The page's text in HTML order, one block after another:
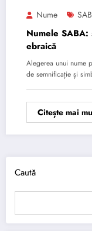
Nume
Numele
ebraică
Alegerea unui nume
de semnificație și
Citește mai
Caută